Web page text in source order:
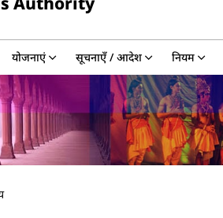
योजनाएं सूचनाएँ / आदेश नियम